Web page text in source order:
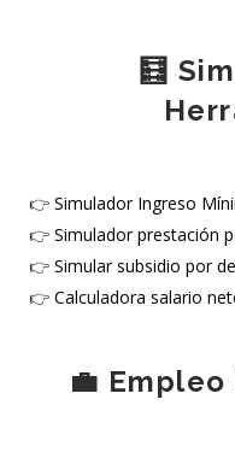
🧮
👉 Simulador Ingreso
👉 Simulador prestación
👉 Simular subsidio por
👉 Calculadora salario
💼